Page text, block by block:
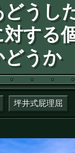
どうし
する
どうか
坪井式屁理屈